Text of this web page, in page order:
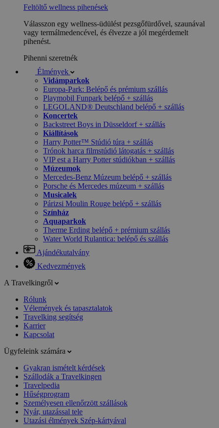
Feltöltő wellness pihenések
Válasszon egy wellness-üdülést pezsgőfürdővel, szaunával
vagy termálmedencével, és élvezze a jól megérdemelt
pihenést.
Pihenni szeretnék
Élmények
Vidámparkok
Europa-Park: Belépő és prémium szállás
Playmobil Funpark belépő + szállás
LEGOLAND® Deutschland belépő + szállás
Koncertek
Backstreet Boys in Düsseldorf + szállás
Kiállítások
Harry Potter™ Stúdió túra + szállás
Trónok harca filmstúdió látogatás + szállás
VIP est a Harry Potter stúdiókban + szállás
Múzeumok
Mercedes-Benz Múzeum belépő + szállás
Porsche és Mercedes múzeum + szállás
Musicalek
Párizsi Moulin Rouge belépő + szállás
Színház
Aquaparkok
Therme Erding belépő + prémium szállás
Water World Rulantica: belépő és szállás
Ajándékutalvány
Kedvezmények
A Travelkingről
Rólunk
Vélemények és tapasztalatok
Travelking segítség
Karrier
Kapcsolat
Ügyfeleink számára
Gyakran ismételt kérdések
Szállodák a Travelkingen
Travelpedia
Hűségprogram
Személyesen ellenőrzött szállások
Nyár, utazással tele
Utazási élmények Szép-kártyával